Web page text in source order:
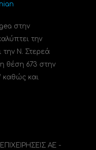
στην
την
την Ν. Στερεά
θέση 673 στην
καθώς και
ΑΕ -